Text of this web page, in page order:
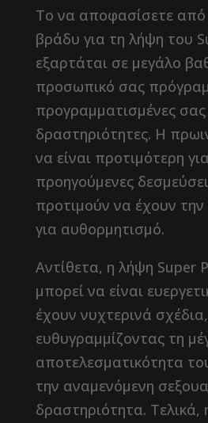
Το να αποφασίσετε
βράδυ για τη λήψη του
εξαρτάται σε μεγάλο
προσωπικό σας
προγραμματισμένες σας
δραστηριότητες. Η
να είναι προτιμότερη
προηγούμενες
προτιμούν να έχουν
για αυθορμητισμό.
Αντίθετα, η λήψη Super
μπορεί να είναι
έχουν νυχτερινά σχέδια,
ευθυγραμμίζοντας τη
αποτελεσματικότητα
την αναμενόμενη
δραστηριότητα. Τελικά,